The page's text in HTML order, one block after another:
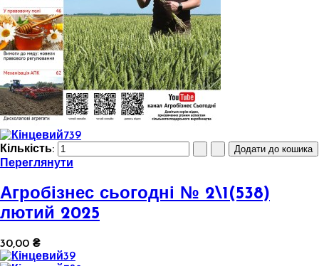
Кількість:
Переглянути
Агробізнес сьогодні № 2\1(538)
лютий 2025
30,00 ₴